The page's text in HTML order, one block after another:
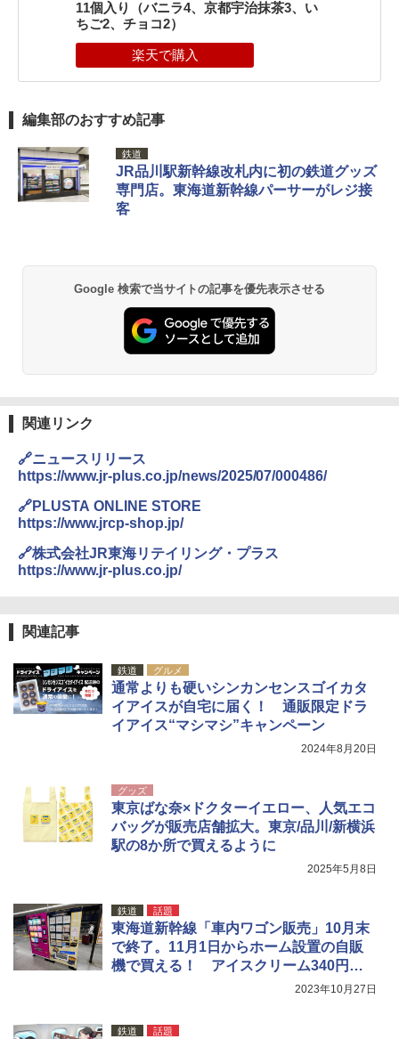
11個入り（バニラ4、京都宇治抹茶3、い
ちご2、チョコ2）
編集部のおすすめ記事
鉄道
JR品川駅新幹線改札内に初の鉄道グッズ
専門店。東海道新幹線パーサーがレジ接
客
Google 検索で当サイトの記事を優先表示させる
関連リンク
🔗ニュースリリース
https://www.jr-plus.co.jp/news/2025/07/000486/
🔗PLUSTA ONLINE STORE
https://www.jrcp-shop.jp/
🔗株式会社JR東海リテイリング・プラス
https://www.jr-plus.co.jp/
関連記事
鉄道 グルメ
通常よりも硬いシンカンセンスゴイカタ
イアイスが自宅に届く！ 通販限定ドラ
イアイス“マシマシ”キャンペーン
2024年8月20日
グッズ
東京ばな奈×ドクターイエロー、人気エコ
バッグが販売店舗拡大。東京/品川/新横浜
駅の8か所で買えるように
2025年5月8日
鉄道 話題
東海道新幹線「車内ワゴン販売」10月末
で終了。11月1日からホーム設置の自販
機で買える！ アイスクリーム340円～/
2023年10月27日
鉄道 話題